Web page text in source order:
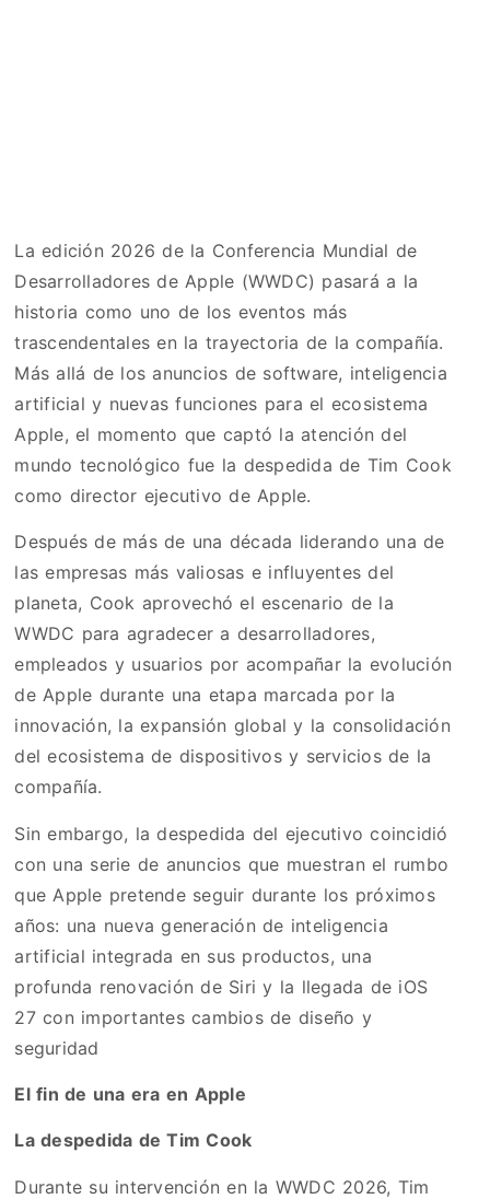
La edición 2026 de la Conferencia Mundial de
Desarrolladores de Apple (WWDC) pasará a la
historia como uno de los eventos más
trascendentales en la trayectoria de la compañía.
Más allá de los anuncios de software, inteligencia
artificial y nuevas funciones para el ecosistema
Apple, el momento que captó la atención del
mundo tecnológico fue la despedida de Tim Cook
como director ejecutivo de Apple.
Después de más de una década liderando una de
las empresas más valiosas e influyentes del
planeta, Cook aprovechó el escenario de la
WWDC para agradecer a desarrolladores,
empleados y usuarios por acompañar la evolución
de Apple durante una etapa marcada por la
innovación, la expansión global y la consolidación
del ecosistema de dispositivos y servicios de la
compañía.
Sin embargo, la despedida del ejecutivo coincidió
con una serie de anuncios que muestran el rumbo
que Apple pretende seguir durante los próximos
años: una nueva generación de inteligencia
artificial integrada en sus productos, una
profunda renovación de Siri y la llegada de iOS
27 con importantes cambios de diseño y
seguridad
El fin de una era en Apple
La despedida de Tim Cook
Durante su intervención en la WWDC 2026, Tim